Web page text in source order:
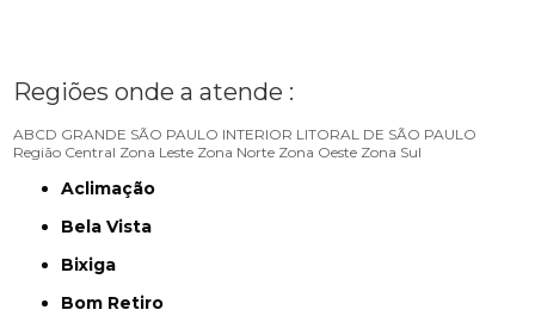
Regiões onde a atende :
ABCD GRANDE SÃO PAULO INTERIOR LITORAL DE SÃO PAULO
Região Central Zona Leste Zona Norte Zona Oeste Zona Sul
Aclimação
Bela Vista
Bixiga
Bom Retiro